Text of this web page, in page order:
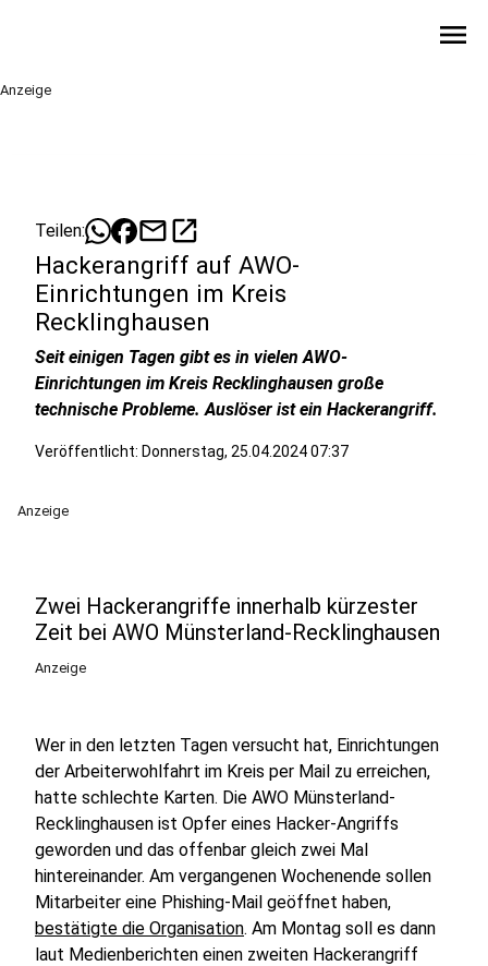
menu
Anzeige
Teilen: mailopen_in_new
Hackerangriff auf AWO-
Einrichtungen im Kreis
Recklinghausen
Seit einigen Tagen gibt es in vielen AWO-
Einrichtungen im Kreis Recklinghausen große
technische Probleme. Auslöser ist ein Hackerangriff.
Veröffentlicht: Donnerstag, 25.04.2024 07:37
Anzeige
Zwei Hackerangriffe innerhalb kürzester
Zeit bei AWO Münsterland-Recklinghausen
Anzeige
Wer in den letzten Tagen versucht hat, Einrichtungen
der Arbeiterwohlfahrt im Kreis per Mail zu erreichen,
hatte schlechte Karten. Die AWO Münsterland-
Recklinghausen ist Opfer eines Hacker-Angriffs
geworden und das offenbar gleich zwei Mal
hintereinander. Am vergangenen Wochenende sollen
Mitarbeiter eine Phishing-Mail geöffnet haben,
bestätigte die Organisation. Am Montag soll es dann
laut Medienberichten einen zweiten Hackerangriff